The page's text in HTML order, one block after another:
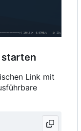
starten
Link mit